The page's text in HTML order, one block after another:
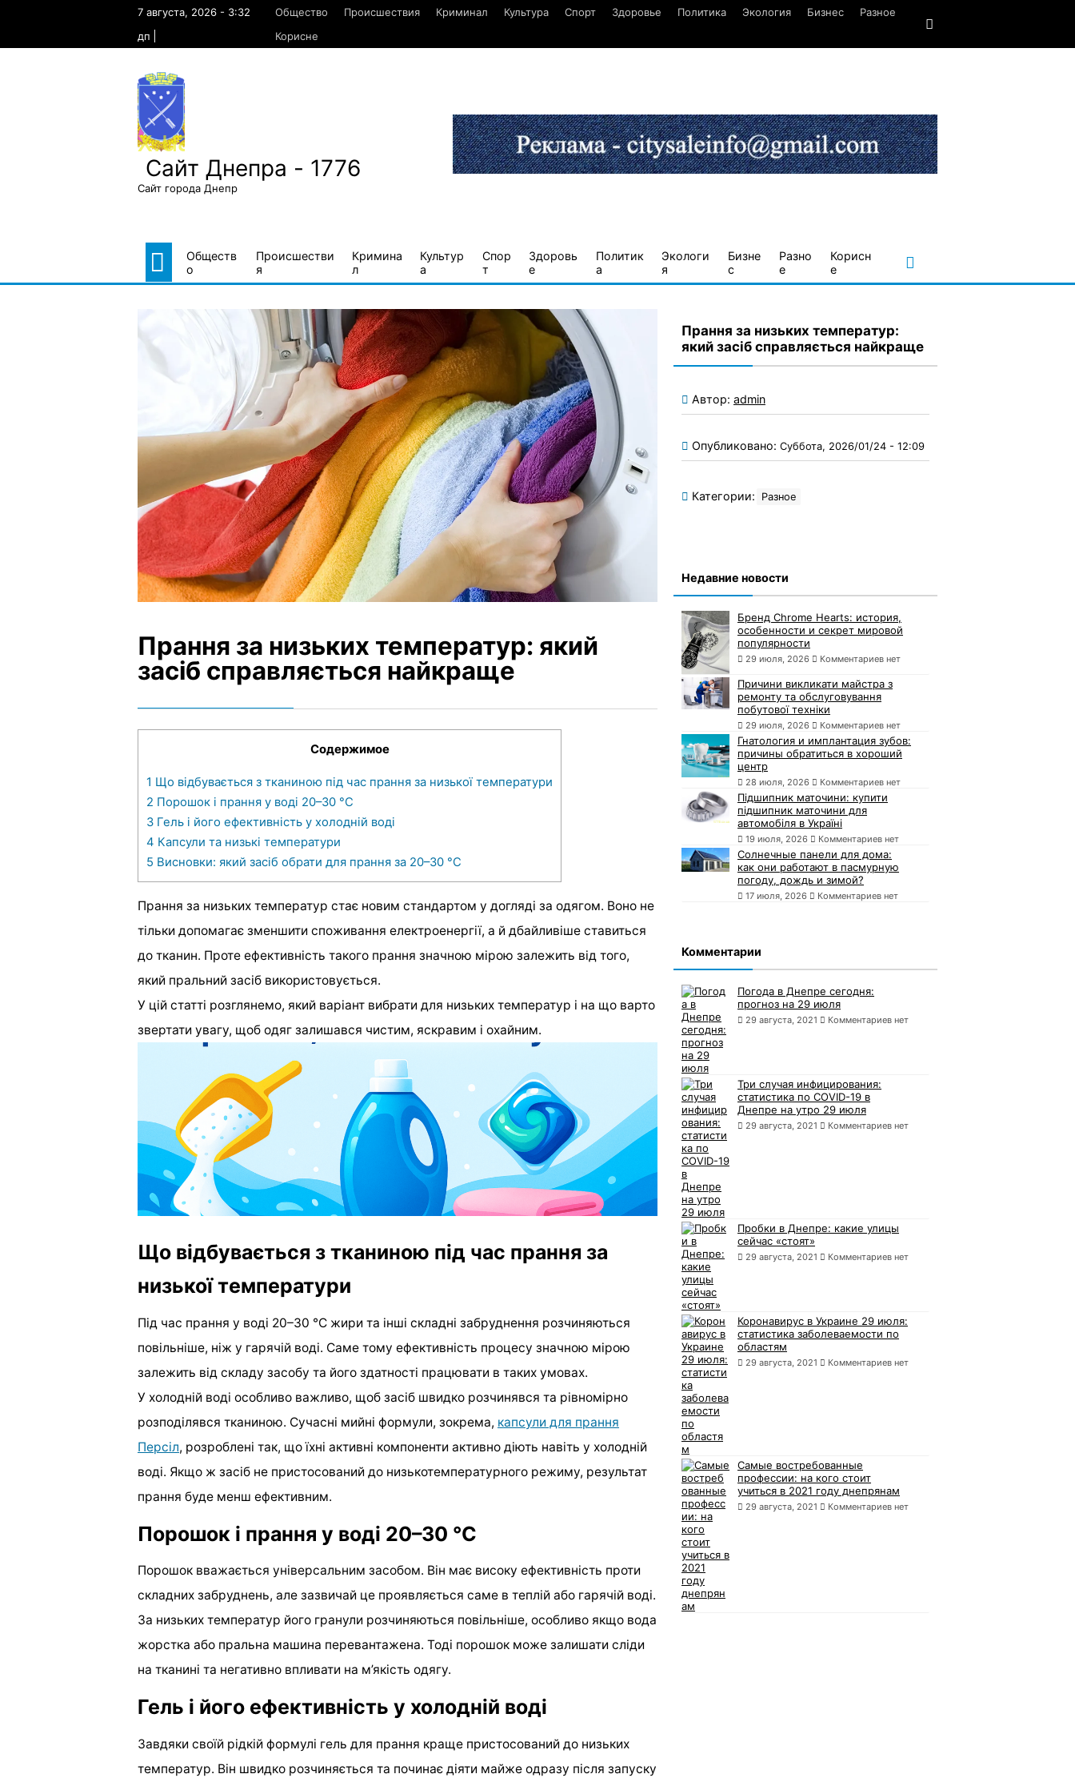
7 августа, 2026 - 3:32
дп
Общество Происшествия Криминал Культура Спорт Здоровье Политика Экология Бизнес
Разное
Корисне
Сайт Днепра - 1776
Сайт города Днепр
Обществ
о
Происшестви
я
Кримина
л
Культур
а
Спор
т
Здоровь
е
Политик
а
Экологи
я
Бизне
с
Разно
е
Корисн
е
Прання за низьких температур: який
засіб справляється найкраще
Содержимое
1 Що відбувається з тканиною під час прання за низької температури
2 Порошок і прання у воді 20–30 °C
3 Гель і його ефективність у холодній воді
4 Капсули та низькі температури
5 Висновки: який засіб обрати для прання за 20–30 °C
Прання за низьких температур стає новим стандартом у догляді за одягом. Воно не
тільки допомагає зменшити споживання електроенергії, а й дбайливіше ставиться
до тканин. Проте ефективність такого прання значною мірою залежить від того,
який пральний засіб використовується.
У цій статті розглянемо, який варіант вибрати для низьких температур і на що варто
звертати увагу, щоб одяг залишався чистим, яскравим і охайним.
Що відбувається з тканиною під час прання за
низької температури
Під час прання у воді 20–30 °C жири та інші складні забруднення розчиняються
повільніше, ніж у гарячій воді. Саме тому ефективність процесу значною мірою
залежить від складу засобу та його здатності працювати в таких умовах.
У холодній воді особливо важливо, щоб засіб швидко розчинявся та рівномірно
розподілявся тканиною. Сучасні мийні формули, зокрема, капсули для прання
Персіл, розроблені так, що їхні активні компоненти активно діють навіть у холодній
воді. Якщо ж засіб не пристосований до низькотемпературного режиму, результат
прання буде менш ефективним.
Порошок і прання у воді 20–30 °C
Порошок вважається універсальним засобом. Він має високу ефективність проти
складних забруднень, але зазвичай це проявляється саме в теплій або гарячій воді.
За низьких температур його гранули розчиняються повільніше, особливо якщо вода
жорстка або пральна машина перевантажена. Тоді порошок може залишати сліди
на тканині та негативно впливати на м’якість одягу.
Гель і його ефективність у холодній воді
Завдяки своїй рідкій формулі гель для прання краще пристосований до низьких
температур. Він швидко розчиняється та починає діяти майже одразу після запуску
Прання за низьких температур:
який засіб справляється найкраще
Автор: admin
Опубликовано: Суббота, 2026/01/24 - 12:09
Категории: Разное
Недавние новости
Бренд Chrome Hearts: история,
особенности и секрет мировой
популярности
29 июля, 2026 Комментариев нет
Причини викликати майстра з
ремонту та обслуговування
побутової техніки
29 июля, 2026 Комментариев нет
Гнатология и имплантация зубов:
причины обратиться в хороший
центр
28 июля, 2026 Комментариев нет
Підшипник маточини: купити
підшипник маточини для
автомобіля в Україні
19 июля, 2026 Комментариев нет
Солнечные панели для дома:
как они работают в пасмурную
погоду, дождь и зимой?
17 июля, 2026 Комментариев нет
Комментарии
Погода в Днепре сегодня:
прогноз на 29 июля
29 августа, 2021 Комментариев нет
Три случая инфицирования:
статистика по COVID-19 в
Днепре на утро 29 июля
29 августа, 2021 Комментариев нет
Пробки в Днепре: какие улицы
сейчас «стоят»
29 августа, 2021 Комментариев нет
Коронавирус в Украине 29 июля:
статистика заболеваемости по
областям
29 августа, 2021 Комментариев нет
Самые востребованные
профессии: на кого стоит
учиться в 2021 году днепрянам
29 августа, 2021 Комментариев нет